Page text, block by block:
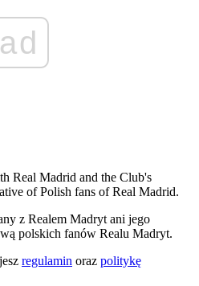
ad
Real Madrid and the Club's
of Polish fans of Real Madrid.
z Realem Madryt ani jego
polskich fanów Realu Madryt.
regulamin oraz politykę